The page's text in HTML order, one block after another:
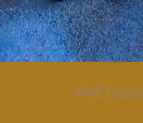
RNET 5259